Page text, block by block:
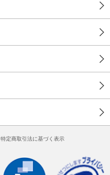
特定商取引法に基づく表示